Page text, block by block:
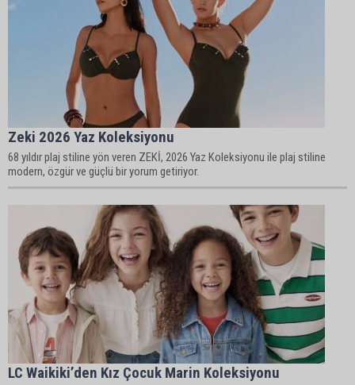
Zeki 2026 Yaz Koleksiyonu
68 yıldır plaj stiline yön veren ZEKİ, 2026 Yaz Koleksiyonu ile plaj stiline
modern, özgür ve güçlü bir yorum getiriyor.
LC Waikiki’den Kız Çocuk Marin Koleksiyonu